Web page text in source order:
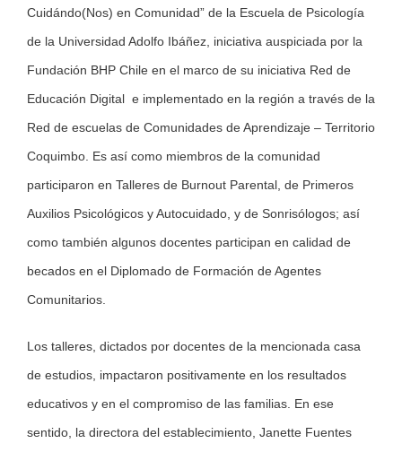
Cuidándo(Nos) en Comunidad” de la Escuela de Psicología
de la Universidad Adolfo Ibáñez, iniciativa auspiciada por la
Fundación BHP Chile en el marco de su iniciativa Red de
Educación Digital e implementado en la región a través de la
Red de escuelas de Comunidades de Aprendizaje – Territorio
Coquimbo. Es así como miembros de la comunidad
participaron en Talleres de Burnout Parental, de Primeros
Auxilios Psicológicos y Autocuidado, y de Sonrisólogos; así
como también algunos docentes participan en calidad de
becados en el Diplomado de Formación de Agentes
Comunitarios.
Los talleres, dictados por docentes de la mencionada casa
de estudios, impactaron positivamente en los resultados
educativos y en el compromiso de las familias. En ese
sentido, la directora del establecimiento, Janette Fuentes